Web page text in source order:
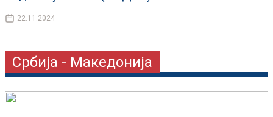
22.11.2024
Србија - Македонија